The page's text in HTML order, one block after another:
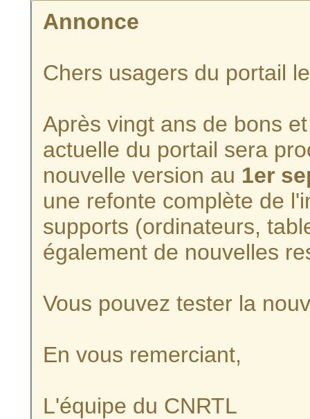
Annonce
Chers usagers du portail
Après vingt ans de bons
actuelle du portail sera
nouvelle version au 1er
une refonte complète de
supports (ordinateurs,
également de nouvelles
Vous pouvez tester la
En vous remerciant,
L'équipe du CNRTL